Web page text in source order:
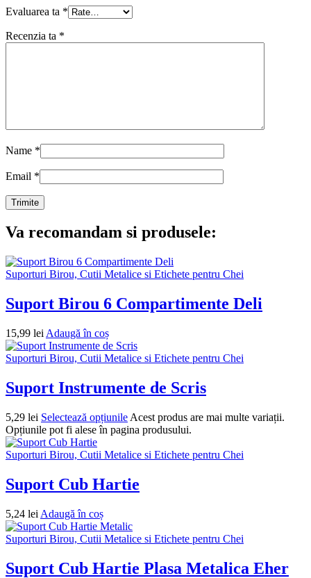
Evaluarea ta *
Recenzia ta *
Name *
Email *
Va recomandam si produsele:
Suporturi Birou, Cutii Metalice si Etichete pentru Chei
Suport Birou 6 Compartimente Deli
15,99 lei Adaugă în coș
Suporturi Birou, Cutii Metalice si Etichete pentru Chei
Suport Instrumente de Scris
5,29 lei Selectează opțiunile Acest produs are mai multe variații.
Opțiunile pot fi alese în pagina produsului.
Suporturi Birou, Cutii Metalice si Etichete pentru Chei
Suport Cub Hartie
5,24 lei Adaugă în coș
Suporturi Birou, Cutii Metalice si Etichete pentru Chei
Suport Cub Hartie Plasa Metalica Eher